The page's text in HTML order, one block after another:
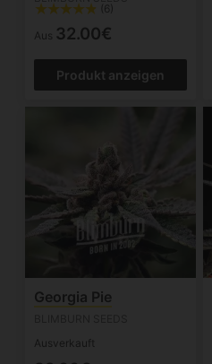
(6)
Aus 32.00€
Produkt anzeigen
Georgia Pie
Ausverkauft